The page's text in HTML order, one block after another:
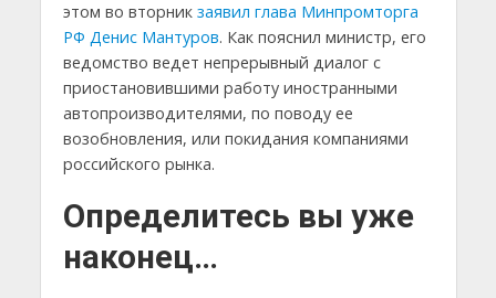
этом во вторник заявил глава Минпромторга
РФ Денис Мантуров. Как пояснил министр, его
ведомство ведет непрерывный диалог с
приостановившими работу иностранными
автопроизводителями, по поводу ее
возобновления, или покидания компаниями
российского рынка.
Определитесь вы уже
наконец…